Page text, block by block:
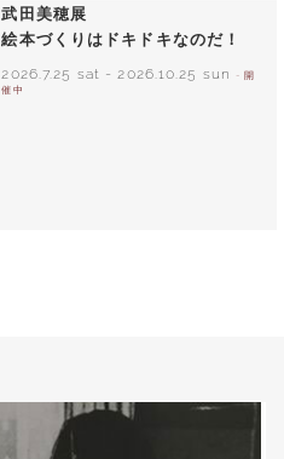
武田美穂展
絵本づくりはドキドキなのだ！
2026.7.25 sat -2026.10.25 sun
- 開
催中